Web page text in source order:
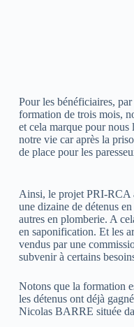
Pour les bénéficiaires,
formation de trois mois,
et cela marque pour
notre vie car après la
de place pour les
Ainsi, le projet PRI-RCA
une dizaine de détenus
autres en plomberie. A
en saponification. Et les
vendus par une
subvenir à certains
Notons que la formation
les détenus ont déjà
Nicolas BARRE située